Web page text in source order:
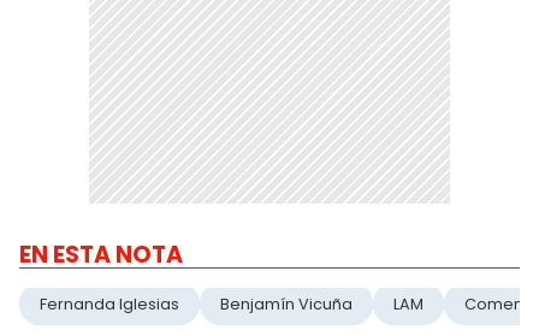
EN ESTA NOTA
Fernanda Iglesias Benjamín Vicuña LAM